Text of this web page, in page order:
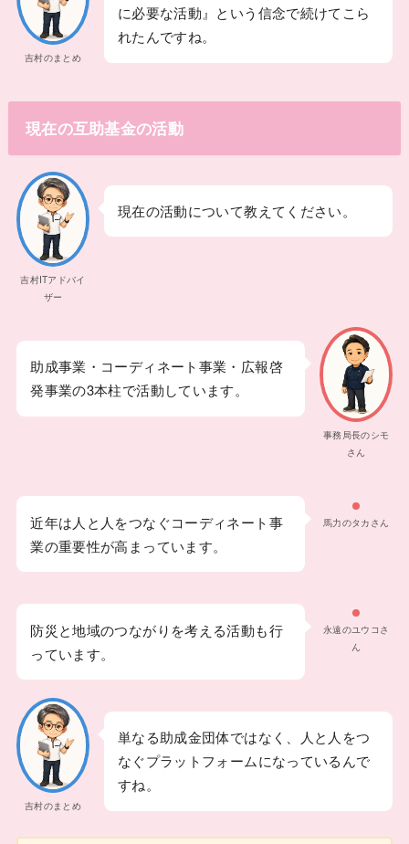
吉村のまとめ
に必要な活動』という信念で続けてこら
れたんですね。
現在の互助基金の活動
吉村ITアドバイ
ザー
現在の活動について教えてください。
事務局長のシモ
さん
助成事業・コーディネート事業・広報啓
発事業の3本柱で活動しています。
馬力のタカさん
近年は人と人をつなぐコーディネート事
業の重要性が高まっています。
永遠のユウコさ
ん
防災と地域のつながりを考える活動も行
っています。
吉村のまとめ
単なる助成金団体ではなく、人と人をつ
なぐプラットフォームになっているんで
すね。